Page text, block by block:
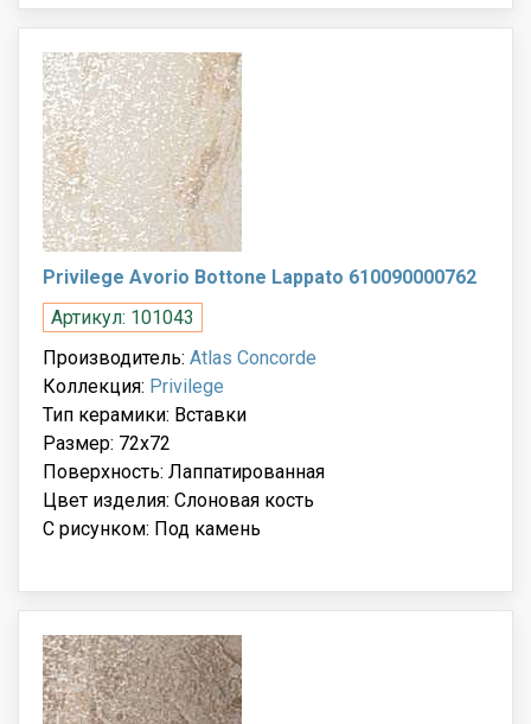
Privilege Avorio Bottone Lappato 610090000762
Артикул: 101043
Производитель: Atlas Concorde
Коллекция: Privilege
Тип керамики: Вставки
Размер: 72x72
Поверхность: Лаппатированная
Цвет изделия: Слоновая кость
С рисунком: Под камень